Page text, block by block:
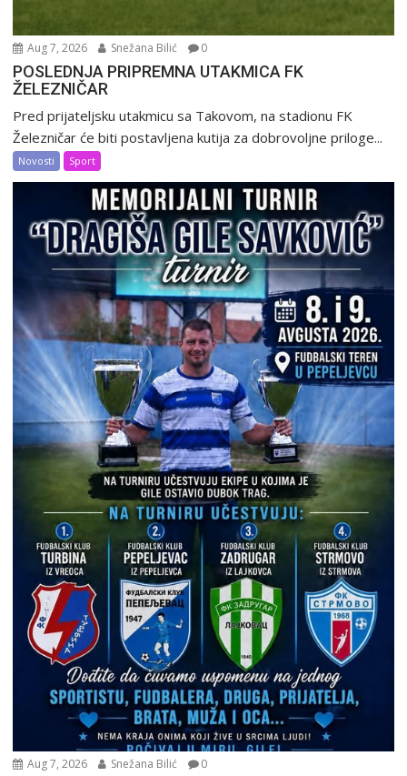
Aug 7, 2026 Snežana Bilić 0
POSLEDNJA PRIPREMNA UTAKMICA FK
ŽELEZNIČAR
Pred prijateljsku utakmicu sa Takovom, na stadionu FK
Železničar će biti postavljena kutija za dobrovoljne priloge...
Novosti Sport
Aug 7, 2026 Snežana Bilić 0